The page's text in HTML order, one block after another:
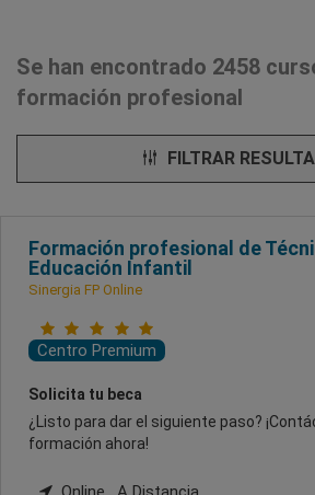
Se han encontrado 2458
formación profesional
FILTRAR
Formación profesional de
Educación Infantil
Sinergia FP Online
Centro Premium
Solicita tu beca
¿Listo para dar el siguiente paso?
formación ahora!